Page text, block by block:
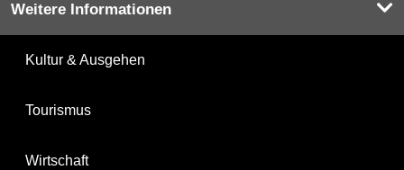
Weitere Informationen
Kultur & Ausgehen
Tourismus
Wirtschaft